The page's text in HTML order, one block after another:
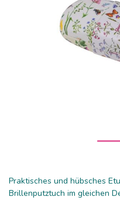
Praktisches und hübsches
Brillenputztuch im gleichen